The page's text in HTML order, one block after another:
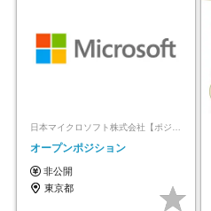
オープンポジション
非公開
東京都